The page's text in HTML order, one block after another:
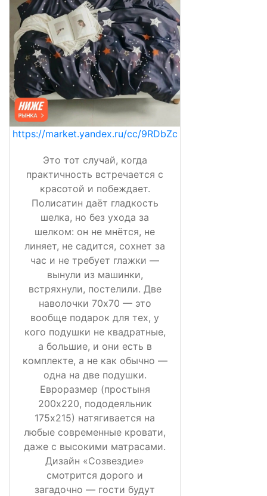
https://market.yandex.ru/cc/9RDbZc
Это тот случай, когда
практичность встречается с
красотой и побеждает.
Полисатин даёт гладкость
шелка, но без ухода за
шелком: он не мнётся, не
линяет, не садится, сохнет за
час и не требует глажки —
вынули из машинки,
встряхнули, постелили. Две
наволочки 70х70 — это
вообще подарок для тех, у
кого подушки не квадратные,
а большие, и они есть в
комплекте, а не как обычно —
одна на две подушки.
Евроразмер (простыня
200х220, пододеяльник
175х215) натягивается на
любые современные кровати,
даже с высокими матрасами.
Дизайн «Созвездие»
смотрится дорого и
загадочно — гости будут